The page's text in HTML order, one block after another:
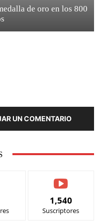
de oro en los 800
UN COMENTARIO
1,540
Suscriptores